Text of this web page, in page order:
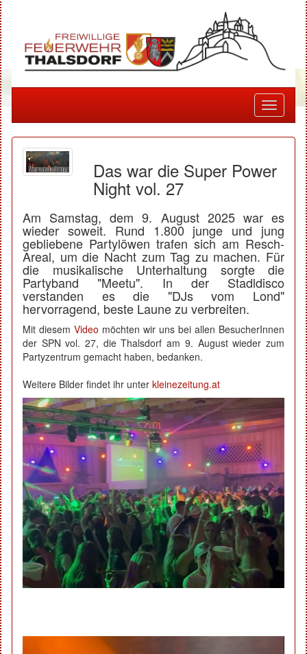
Toggle
Das war die Super Power
Night vol. 27
Am Samstag, dem 9. August 2025 war es
wieder soweit. Rund 1.800 junge und jung
gebliebene Partylöwen trafen sich am Resch-
Areal, um die Nacht zum Tag zu machen. Für
die musikalische Unterhaltung sorgte die
Partyband "Meetu". In der Stadldisco
verstanden es die "DJs vom Lond"
hervorragend, beste Laune zu verbreiten.
Mit diesem Video möchten wir uns bei allen BesucherInnen
der SPN vol. 27, die Thalsdorf am 9. August wieder zum
Partyzentrum gemacht haben, bedanken.
Weitere Bilder findet ihr unter kleinezeitung.at